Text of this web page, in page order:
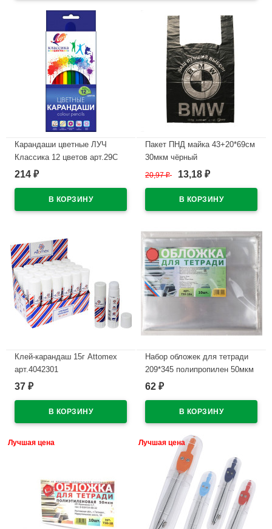
Карандаши цветные ЛУЧ
Классика 12 цветов арт.29С
1710-08
214 ₽
Пакет ПНД майка 43+20*69см
30мкм чёрный
WWW/World(Ст.50/500)
20,97₽ 13,18 ₽
Клей-карандаш 15г Attomex
арт.4042301
В наличии
37 ₽
Набор обложек для тетради
209*345 полипропилен 50мкм
10 штук в наборе арт.Т50-10п
62 ₽
Лучшая цена Лучшая цена